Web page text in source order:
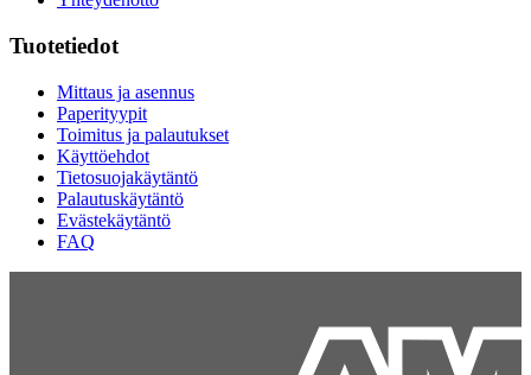
Tuotetiedot
Mittaus ja asennus
Paperityypit
Toimitus ja palautukset
Käyttöehdot
Tietosuojakäytäntö
Palautuskäytäntö
Evästekäytäntö
FAQ